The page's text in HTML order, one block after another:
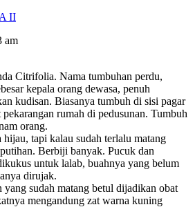
II
am
Citrifolia. Nama tumbuhan perdu,
kepala orang dewasa, penuh
kudisan. Biasanya tumbuh di sisi pagar
rumah di pedusunan. Tumbuh
orang.
tapi kalau sudah terlalu matang
Berbiji banyak. Pucuk dan
untuk lalab, buahnya yang belum
dirujak.
yang sudah matang betul dijadikan obat
mengandung zat warna kuning